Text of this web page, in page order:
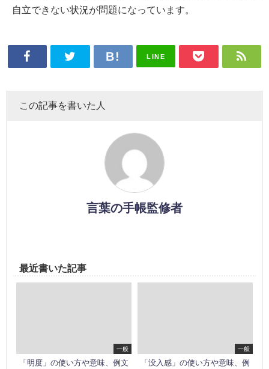
自立できない状況が問題になっています。
LINE
この記事を書いた人
言葉の手帳監修者
最近書いた記事
一般
「明度」の使い方や意味、例文
一般
「没入感」の使い方や意味、例